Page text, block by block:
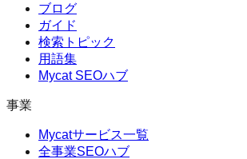
ブログ
ガイド
検索トピック
用語集
Mycat SEOハブ
事業
Mycatサービス一覧
全事業SEOハブ